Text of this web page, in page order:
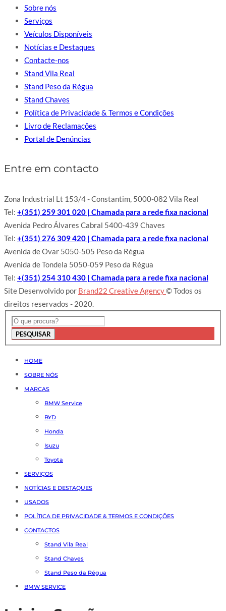
Sobre nós
Serviços
Veículos Disponíveis
Notícias e Destaques
Contacte-nos
Stand Vila Real
Stand Peso da Régua
Stand Chaves
Política de Privacidade & Termos e Condições
Livro de Reclamações
Portal de Denúncias
Entre em contacto
Zona Industrial Lt 153/4 - Constantim, 5000-082 Vila Real
Tel: +(351) 259 301 020 | Chamada para a rede fixa nacional
Avenida Pedro Álvares Cabral 5400-439 Chaves
Tel: +(351) 276 309 420 | Chamada para a rede fixa nacional
Avenida de Ovar 5050-505 Peso da Régua
Avenida de Tondela 5050-059 Peso da Régua
Tel: +(351) 254 310 430 | Chamada para a rede fixa nacional
Site Desenvolvido por Brand22 Creative Agency© Todos os
direitos reservados - 2020.
PESQUISAR
HOME
SOBRE NÓS
MARCAS
BMW Service
BYD
Honda
Isuzu
Toyota
SERVIÇOS
NOTÍCIAS E DESTAQUES
USADOS
POLÍTICA DE PRIVACIDADE & TERMOS E CONDIÇÕES
CONTACTOS
Stand Vila Real
Stand Chaves
Stand Peso da Régua
BMW SERVICE